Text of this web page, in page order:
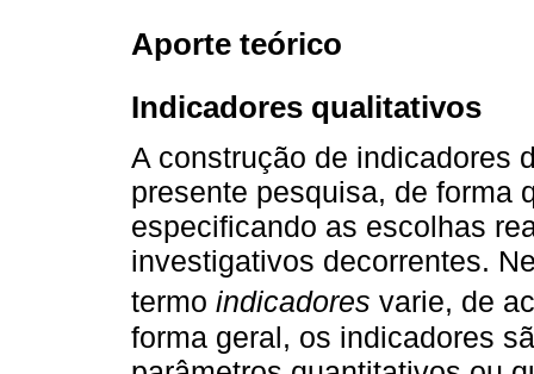
Aporte teórico
Indicadores qualitativos
A construção de indicadores
presente pesquisa, de forma
especificando as escolhas
investigativos decorrentes.
termo indicadores varie, de
forma geral, os indicadores